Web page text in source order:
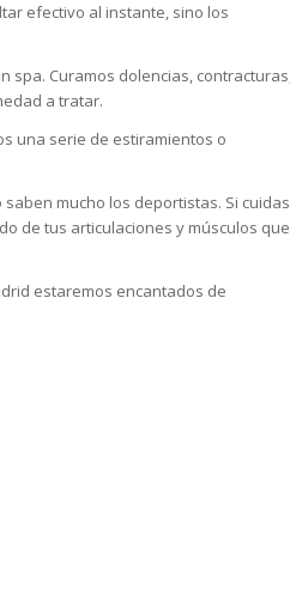
efectivo al instante, sino los
spa. Curamos dolencias,
a tratar.
una serie de estiramientos o
mucho los deportistas. Si cuidas
de tus articulaciones y músculos
estaremos encantados de